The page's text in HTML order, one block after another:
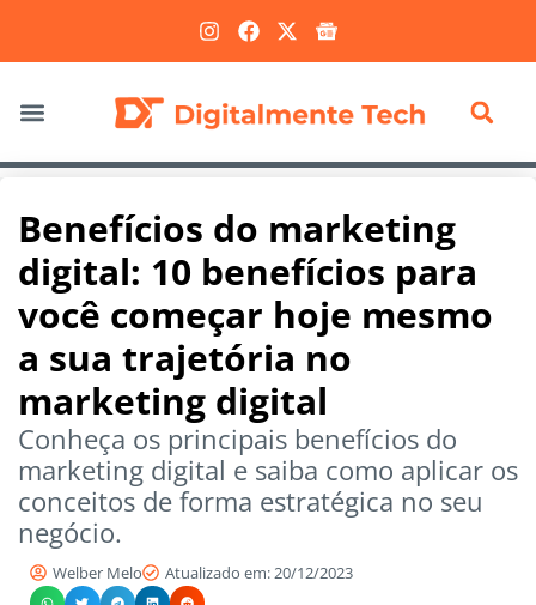
Benefícios do marketing
digital: 10 benefícios para
você começar hoje mesmo
a sua trajetória no
marketing digital
Conheça os principais benefícios do
marketing digital e saiba como aplicar os
conceitos de forma estratégica no seu
negócio.
Welber Melo Atualizado em: 20/12/2023